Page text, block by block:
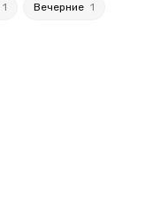
1 Вечерние 1